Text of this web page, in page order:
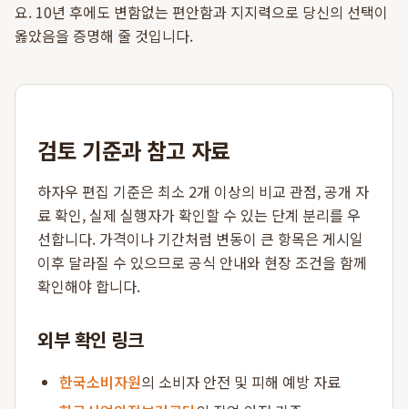
요. 10년 후에도 변함없는 편안함과 지지력으로 당신의 선택이
옳았음을 증명해 줄 것입니다.
검토 기준과 참고 자료
하자우 편집 기준은 최소 2개 이상의 비교 관점, 공개 자
료 확인, 실제 실행자가 확인할 수 있는 단계 분리를 우
선합니다. 가격이나 기간처럼 변동이 큰 항목은 게시일
이후 달라질 수 있으므로 공식 안내와 현장 조건을 함께
확인해야 합니다.
외부 확인 링크
한국소비자원의 소비자 안전 및 피해 예방 자료